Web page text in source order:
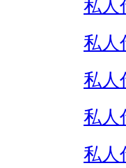
私人
私人
私人
私人
私人